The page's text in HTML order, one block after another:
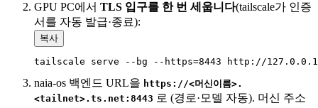
GPU PC에서 TLS 입구를 한 번 세웁니다(tailscale가 인증
서를 자동 발급·종료):
복사
naia-os 백엔드 URL을 https://<머신이름>.
<tailnet>.ts.net:8443 로 (경로·모델 자동). 머신 주소